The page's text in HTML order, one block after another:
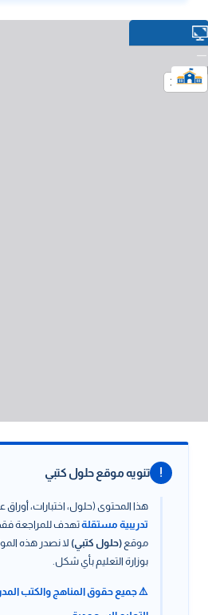
! تنويه موقع حلول كتبي
هذا المحتوى (حلول، اختبارات،
تدريبية مستقلةتهدف للمراجعة
موقع (حلول كتبي) لا نصدر هذه
بوزارة التعليم بأي شكل.
⚠️ جميع حقوق المناهج والكتب